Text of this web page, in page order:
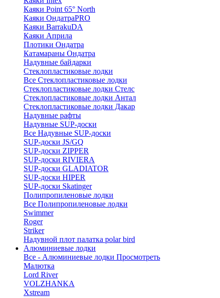
Каяки Point 65° North
Каяки ОндатраPRO
Каяки BarrakuDA
Каяки Априла
Плотики Ондатра
Катамараны Ондатра
Надувные байдарки
Стеклопластиковые лодки
Все Стеклопластиковые лодки
Стеклопластиковые лодки Стелс
Стеклопластиковые лодки Антал
Стеклопластиковые лодки Дакар
Надувные рафты
Надувные SUP-доски
Все Надувные SUP-доски
SUP-доски JS/GQ
SUP-доски ZIPPER
SUP-доски RIVIERA
SUP-доски GLADIATOR
SUP-доски HIPER
SUP-доски Skatinger
Полипропиленовые лодки
Все Полипропиленовые лодки
Swimmer
Roger
Striker
Надувной плот палатка polar bird
Алюминиевые лодки
Все - Алюминиевые лодки Просмотреть
Малютка
Lord River
VOLZHANKA
Xstream